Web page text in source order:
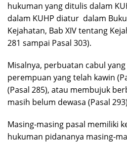
hukuman yang ditulis dalam
dalam KUHP diatur dalam
Kejahatan, Bab XIV tentang
281 sampai Pasal 303).
Misalnya, perbuatan cabul
perempuan yang telah kawin
(Pasal 285), atau membujuk
masih belum dewasa (Pasal
Masing-masing pasal memiliki
hukuman pidananya masing-